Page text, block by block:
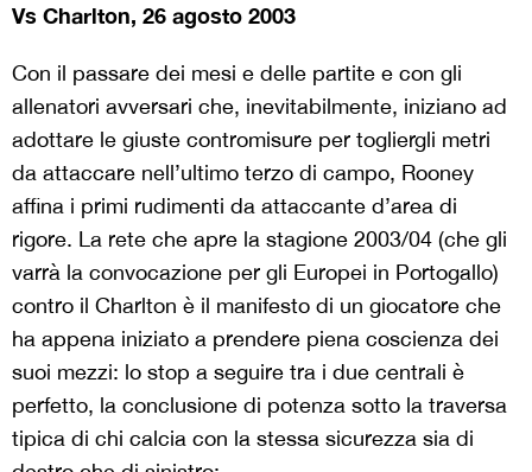
Vs Charlton, 26 agosto 2003
Con il passare dei mesi e delle partite e con gli
allenatori avversari che, inevitabilmente, iniziano ad
adottare le giuste contromisure per togliergli metri
da attaccare nell’ultimo terzo di campo, Rooney
affina i primi rudimenti da attaccante d’area di
rigore. La rete che apre la stagione 2003/04 (che gli
varrà la convocazione per gli Europei in Portogallo)
contro il Charlton è il manifesto di un giocatore che
ha appena iniziato a prendere piena coscienza dei
suoi mezzi: lo stop a seguire tra i due centrali è
perfetto, la conclusione di potenza sotto la traversa
tipica di chi calcia con la stessa sicurezza sia di